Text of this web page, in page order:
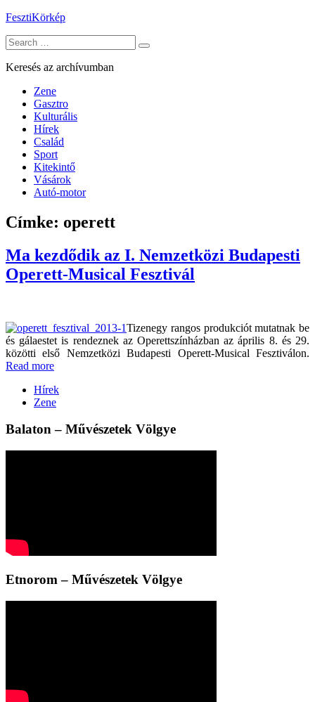
Skip
content
FesztiKörkép
Search
for:
Keresés az archívumban
Zene
Gasztro
Kulturális
Hírek
Család
Sport
Kitekintő
Vásárok
Autó-motor
Címke: operett
Ma kezdődik az I. Nemzetközi Budapesti
Operett-Musical Fesztivál
Tizenegy rangos produkciót mutatnak be
és gálaestet is rendeznek az Operettszínházban az április 8. és 29.
közötti első Nemzetközi Budapesti Operett-Musical Fesztiválon.
Read more
Hírek
Zene
Balaton – Művészetek Völgye
Etnorom – Művészetek Völgye